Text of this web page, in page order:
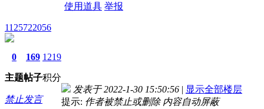
使用道具 举报
1125722056
0
主题
169
帖子
1219
积分
禁止发言
发表于 2022-1-30 15:50:56 | 显示全部楼层
提示: 作者被禁止或删除 内容自动屏蔽